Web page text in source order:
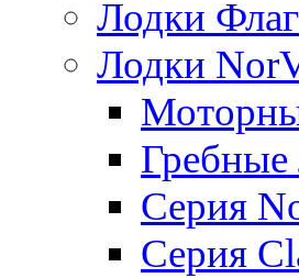
Лодки
Лодки
Серия
Серия